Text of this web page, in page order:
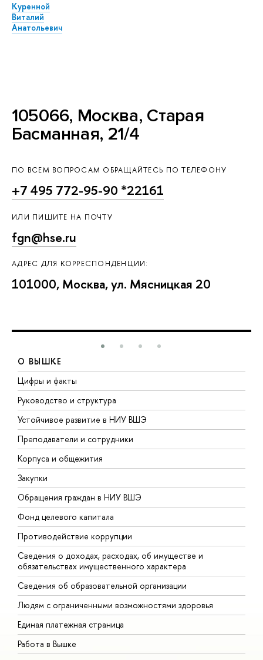
Куренной
Виталий
Анатольевич
105066, Москва, Старая
Басманная, 21/4
ПО ВСЕМ ВОПРОСАМ ОБРАЩАЙТЕСЬ ПО ТЕЛЕФОНУ
+7 495 772-95-90 *22161
ИЛИ ПИШИТЕ НА ПОЧТУ
fgn@hse.ru
АДРЕС ДЛЯ КОРРЕСПОНДЕНЦИИ:
101000, Москва, ул. Мясницкая 20
О ВЫШКЕ
Цифры и факты
Руководство и структура
Устойчивое развитие в НИУ ВШЭ
Преподаватели и сотрудники
Корпуса и общежития
Закупки
Обращения граждан в НИУ ВШЭ
Фонд целевого капитала
Противодействие коррупции
Сведения о доходах, расходах, об имуществе и
обязательствах имущественного характера
Сведения об образовательной организации
Людям с ограниченными возможностями здоровья
Единая платежная страница
Работа в Вышке